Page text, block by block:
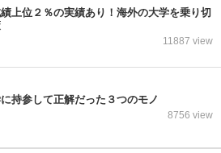
上位２％の実績あり！海外の大学を乗り切
11887 view
持参して正解だった３つのモノ
8756 view